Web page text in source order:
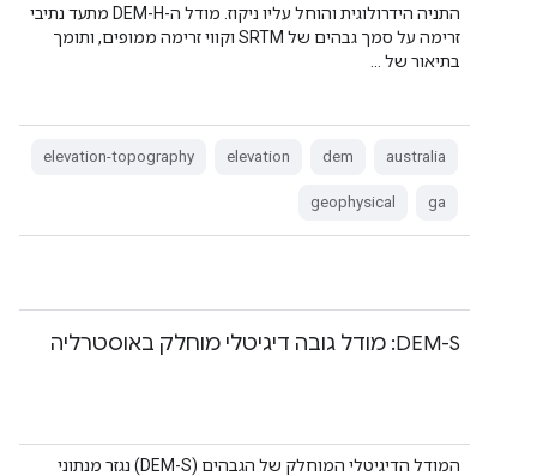
התניה הידרולוגית והוחל עליו ניקוז. מודל ה-DEM-H מתעד נתיבי
זרימה על סמך גבהים של SRTM וקווי זרימה ממופים, ותומך
בתיאור של …
australia
dem
elevation
elevation-topography
ga
geophysical
‫DEM-S: מודל גובה דיגיטלי מוחלק באוסטרליה
המודל הדיגיטלי המוחלק של הגבהים (DEM-S) נגזר מנתוני